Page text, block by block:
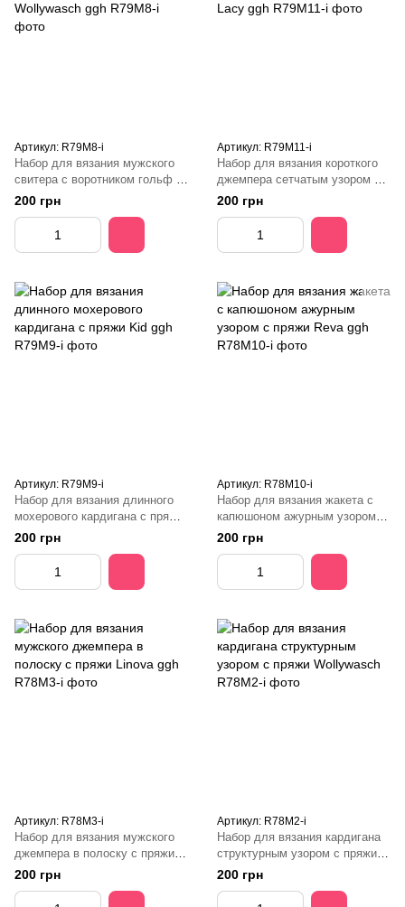
Артикул: R79M8-і
Набор для вязания мужского
свитера с воротником гольф с
пряжи Wollywasch ggh
200 грн
Артикул: R79M11-і
Набор для вязания короткого
джемпера сетчатым узором с
пряжи Lacy ggh
200 грн
Артикул: R79М9-і
Набор для вязания длинного
мохерового кардигана с пряжи
Kid ggh
200 грн
Артикул: R78M10-і
Набор для вязания жакета с
капюшоном ажурным узором с
пряжи Reva ggh
200 грн
Артикул: R78M3-і
Набор для вязания мужского
джемпера в полоску с пряжи
Linova ggh
200 грн
Артикул: R78M2-і
Набор для вязания кардигана
структурным узором с пряжи
Wollywasch
200 грн